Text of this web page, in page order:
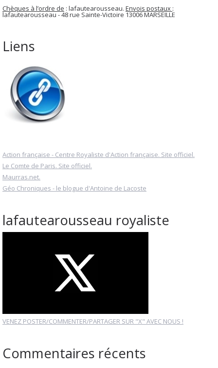
Chèques à l’ordre de : lafautearousseau. Envois postaux :
lafautearousseau - 48 rue Sainte-Victoire 13006 MARSEILLE
Liens
Action française - Centre Royaliste d'Action française. Site officiel.
Le Comte de Paris. Site officiel.
Maurras.net.
Géo Chroniques - le blogue d'Antoine de Lacoste
lafautearousseau royaliste
VENEZ POSTER/COMMENTER/PARTAGER SUR "X" AVEC NOUS !
Commentaires récents